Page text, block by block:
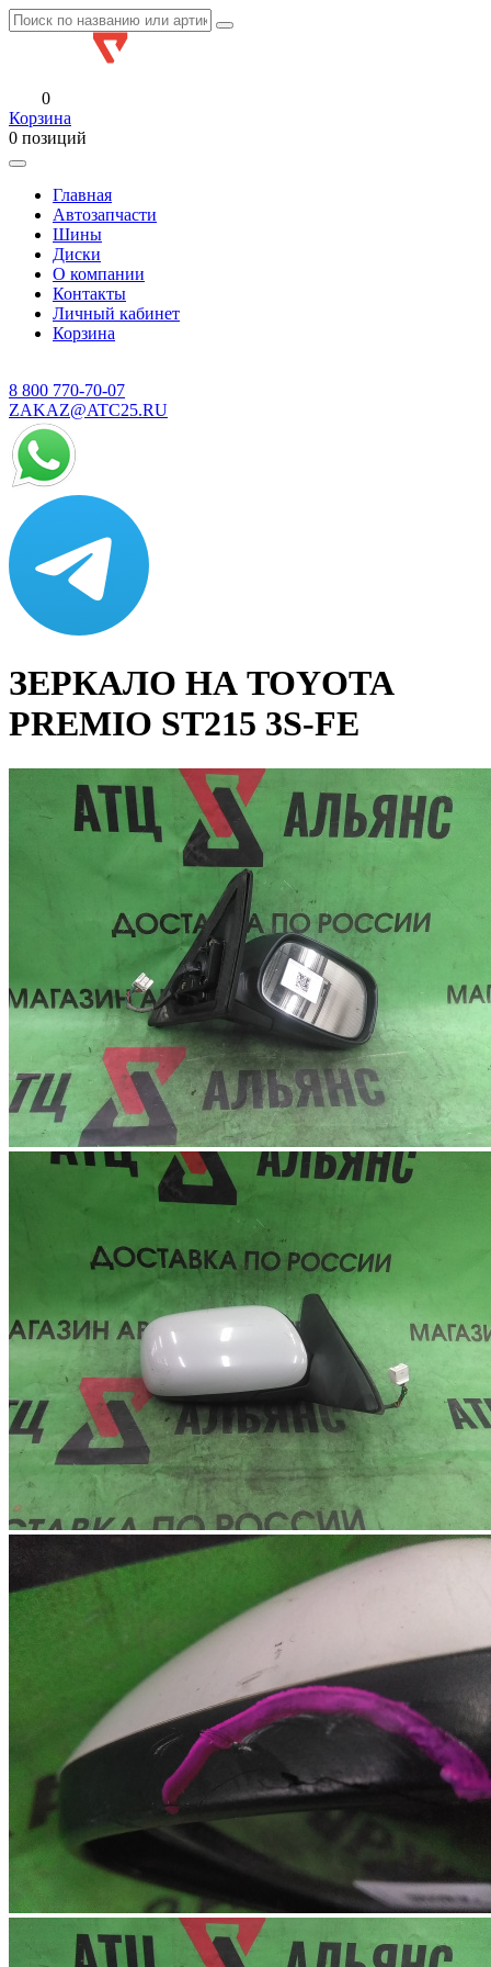
0
Корзина
0 позиций
Главная
Автозапчасти
Шины
Диски
О компании
Контакты
Личный кабинет
Корзина
8 800 770-70-07
ZAKAZ@ATC25.RU
ЗЕРКАЛО НА TOYOTA
PREMIO ST215 3S-FE